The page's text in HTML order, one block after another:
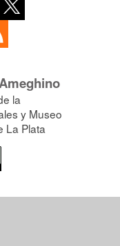
la
y Museo
La Plata